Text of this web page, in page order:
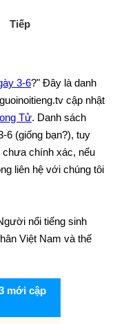
Tiếp
3-6?" Đây là danh
cập nhật
Tử. Danh sách
6 (giống bạn?), tuy
chưa chính xác, nếu
liên hệ với chúng tôi
nổi tiếng sinh
Việt Nam và thế
mới cập